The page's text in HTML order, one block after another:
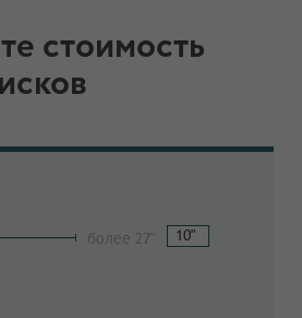
стоимость
более 27"